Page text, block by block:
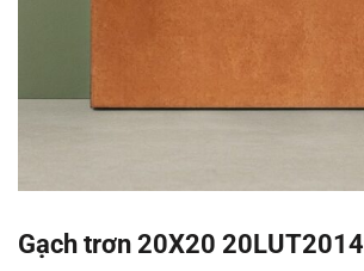
Gạch trơn 20X20 20LUT2014